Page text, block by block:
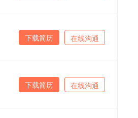
在线沟通
下载简历
在线沟通
下载简历